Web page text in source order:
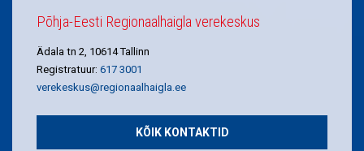
Põhja-Eesti Regionaalhaigla verekeskus
Ädala tn 2, 10614 Tallinn
Registratuur: 617 3001
verekeskus@regionaalhaigla.ee
KÕIK KONTAKTID